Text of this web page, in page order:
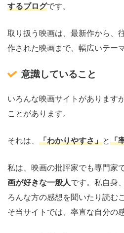
するブログです。
取り扱う映画は、最新作から、
作された映画まで、幅広いテー
意識していること
いろんな映画サイトがあります
ことがあります。
それは、 「わかりやすさ」と「
私は、映画の批評家でも専門家
画が好きな一般人です。私自身
ろんな方の感想を聞いたり読む
そ当サイトでは、率直な自分の